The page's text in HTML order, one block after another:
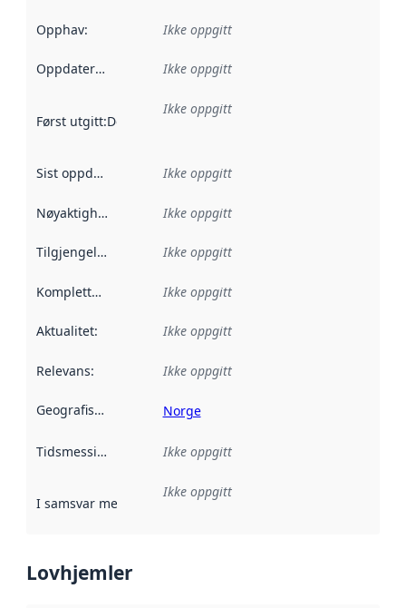
Opphav: Ikke oppgitt
Oppdateringsfrekvens :
Ikke oppgitt
Først utgitt:Denne datoen sier når dataene i dette
Ikke oppgitt
Sist oppdatert Ikke oppgitt
Nøyaktighet Ikke oppgitt
Tilgjengelighet Ikke oppgitt
Kompletthet Ikke oppgitt
Aktualitet: Ikke oppgitt
Relevans: Ikke oppgitt
Geografisk avgrensning :
Norge
Tidsmessig avgrensning :
Ikke oppgitt
I samsvar med Referanse til en implementasjonsregel
Ikke oppgitt
Lovhjemler